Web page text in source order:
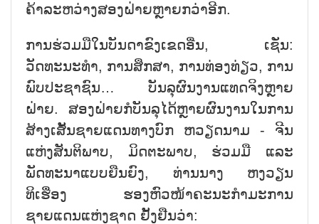
ຄ້າລະຫວ່າງສອງຝ່າຍຫຼາຍກວ່າອີກ.
ການຮ່ວມມືໃນບັນດາຂົງເຂດອື່ນ, ເຊັ່ນ:
ວັດທະນະທຳ, ການສຶກສາ, ການທ່ອງທ່ຽວ, ການ
ພົບປະຊາຊົນ… ບັນລຸຜົນງານແທດຈິງຫຼາຍ
ຝ່າຍ. ສອງຝ່າຍກໍບັນລຸໄດ້ຫຼາຍຜົນງານໃນການ
ສ້າງເສັ້ນຊາຍແດນທາງບົກ ຫວຽດນາມ - ຈີນ
ແຫ່ງສັນຕິພາບ, ມິດຕະພາບ, ຮ່ວມມື ແລະ
ພັດທະນາແບບຍືນຍົງ, ທ່ານນາງ ຫງວຽນ
ທິເຮື່ອງ ຮອງຫົວໜ້າຄະນະກຳມະການ
ຊາຍແດນແຫ່ງຊາດ ຢັ້ງຢືນວ່າ: